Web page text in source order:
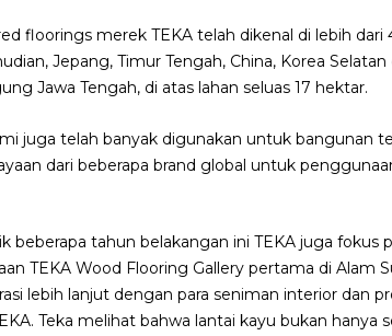
floorings merek TEKA telah dikenal di lebih dari
Jepang, Timur Tengah, China, Korea
Jawa Tengah, di atas lahan seluas 17 hektar.
juga telah banyak digunakan untuk bangunan
dari beberapa brand global untuk
tahun belakangan ini TEKA juga fokus
TEKA Wood Flooring Gallery pertama di Alam
lebih lanjut dengan para seniman interior dan
Teka melihat bahwa lantai kayu bukan hanya